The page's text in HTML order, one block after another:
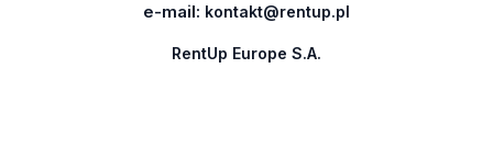
e-mail: kontakt@rentup.pl
RentUp Europe S.A.